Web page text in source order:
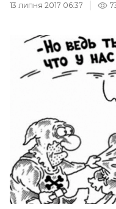
13 липня 2017 06:37